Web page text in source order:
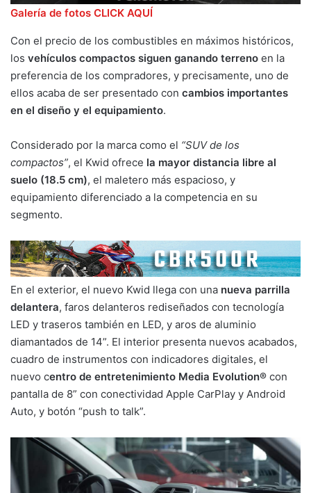
Galería de fotos CLICK AQUÍ
Con el precio de los combustibles en máximos históricos,
los vehículos compactos siguen ganando terreno en la
preferencia de los compradores, y precisamente, uno de
ellos acaba de ser presentado con cambios importantes
en el diseño y el equipamiento.
Considerado por la marca como el “SUV de los
compactos”, el Kwid ofrece la mayor distancia libre al
suelo (18.5 cm), el maletero más espacioso, y
equipamiento diferenciado a la competencia en su
segmento.
En el exterior, el nuevo Kwid llega con una nueva parrilla
delantera, faros delanteros rediseñados con tecnología
LED y traseros también en LED, y aros de aluminio
diamantados de 14”. El interior presenta nuevos acabados,
cuadro de instrumentos con indicadores digitales, el
nuevo centro de entretenimiento Media Evolution® con
pantalla de 8” con conectividad Apple CarPlay y Android
Auto, y botón “push to talk”.